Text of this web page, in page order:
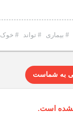
# بیماری # تواند # خوک
به شماست
نشده است.